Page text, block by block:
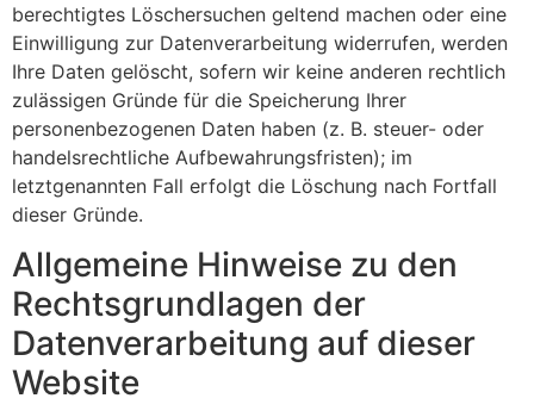
berechtigtes Löschersuchen geltend machen oder eine
Einwilligung zur Datenverarbeitung widerrufen, werden
Ihre Daten gelöscht, sofern wir keine anderen rechtlich
zulässigen Gründe für die Speicherung Ihrer
personenbezogenen Daten haben (z. B. steuer- oder
handelsrechtliche Aufbewahrungsfristen); im
letztgenannten Fall erfolgt die Löschung nach Fortfall
dieser Gründe.
Allgemeine Hinweise zu den
Rechtsgrundlagen der
Datenverarbeitung auf dieser
Website